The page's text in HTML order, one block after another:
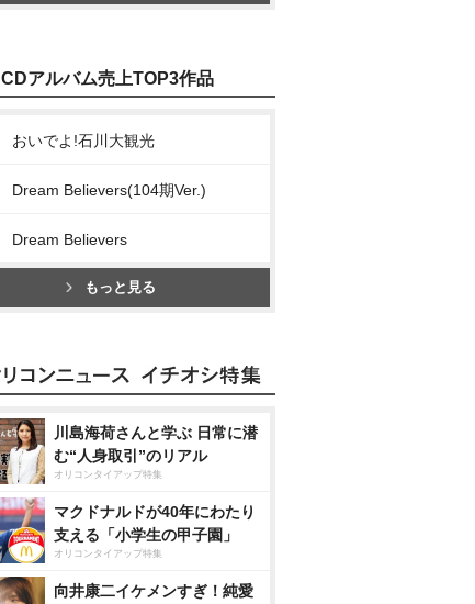
CDアルバム売上TOP3作品
おいでよ!石川大観光
Dream Believers(104期Ver.)
Dream Believers
もっと見る
川島海荷さんと学ぶ 日常に潜
む“人身取引”のリアル
オリコンタイアップ特集
マクドナルドが40年にわたり
支える「小学生の甲子園」
オリコンタイアップ特集
向井康二イケメンすぎ！純愛